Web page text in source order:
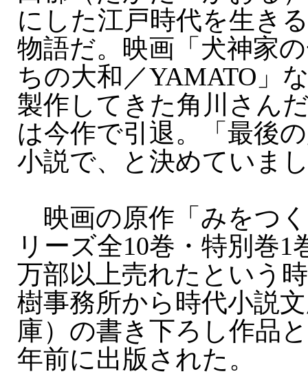
にした江戸時代を生き
物語だ。映画「犬神家
ちの大和／YAMATO」
製作してきた角川さん
は今作で引退。「最後
小説で、と決めていま
映画の原作「みをつ
リーズ全10巻・特別巻1
万部以上売れたという
樹事務所から時代小説
庫）の書き下ろし作品
年前に出版された。